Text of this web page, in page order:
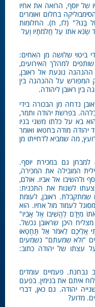
של יוסף, הרואה את אחיו
בחלום ואומרים
בָּנוּ?" (לז, ח). החלומות
שְׂנֹא אֹתוֹ עַל חֲלֹמֹתָיו וְעַל
ביטוי שלושה מן האחים:
למהלך האירועים,
נוגעת אל ראובן,
המפורש על ההנהגה בין
בין ראובן ליהודה.
נדחה מן הבכורה בידי
בפרשת יהודה ותמר,
בא על כלתו משני בניו
יהודה מודה בחטאו ואומר
מה שמביא לדחייתו מן
גם במכירת יוסף.
המובילה את המכירה,
ולהשיבו אל אביו. אולם,
לשנות את התכנית:
שמתקבלת. ראובן, לעומת
לעמוד מול אחיו. הוא
מִיָּדָם לַהֲשִׁיבוֹ אֶל אָבִיו"
היכן שראובן נכשל.
אֲלֵיכֶם לֵאמֹר אַל תֶּחֶטְאוּ
"ולא שמעתם" נשמעים
עצתו של יהודה כתוב:
נבחנת. פעמיים עומדים
איתם את בנימין. בפעם
יהודה. גם כאן, דברי
מדוע?